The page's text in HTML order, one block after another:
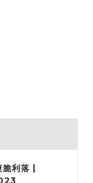
利落 |